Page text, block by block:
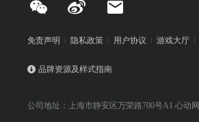
免责声明 隐私政策 用户协议 游戏大厅
品牌资源及样式指南
公司地址：上海市静安区万荣路700号A1 心动